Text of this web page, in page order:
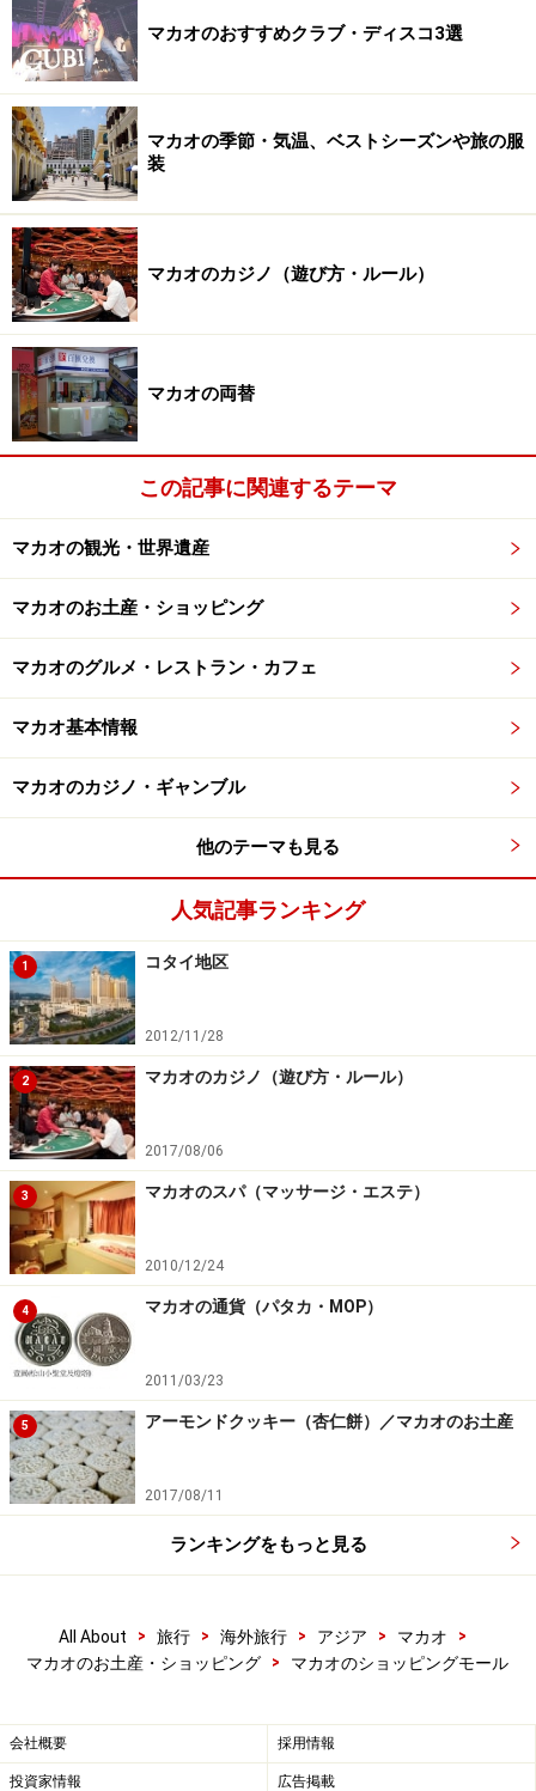
マカオのおすすめクラブ・ディスコ3選
マカオの季節・気温、ベストシーズンや旅の服
装
マカオのカジノ（遊び方・ルール）
マカオの両替
この記事に関連するテーマ
マカオの観光・世界遺産
マカオのお土産・ショッピング
マカオのグルメ・レストラン・カフェ
マカオ基本情報
マカオのカジノ・ギャンブル
他のテーマも見る
人気記事ランキング
1 コタイ地区
2012/11/28
2 マカオのカジノ（遊び方・ルール）
2017/08/06
3 マカオのスパ（マッサージ・エステ）
2010/12/24
4 マカオの通貨（パタカ・MOP）
2011/03/23
5 アーモンドクッキー（杏仁餅）／マカオのお土産
2017/08/11
ランキングをもっと見る
All About > 旅行 > 海外旅行 > アジア > マカオ
>
マカオのお土産・ショッピング
> マカオのショッピングモール
会社概要 採用情報
投資家情報 広告掲載